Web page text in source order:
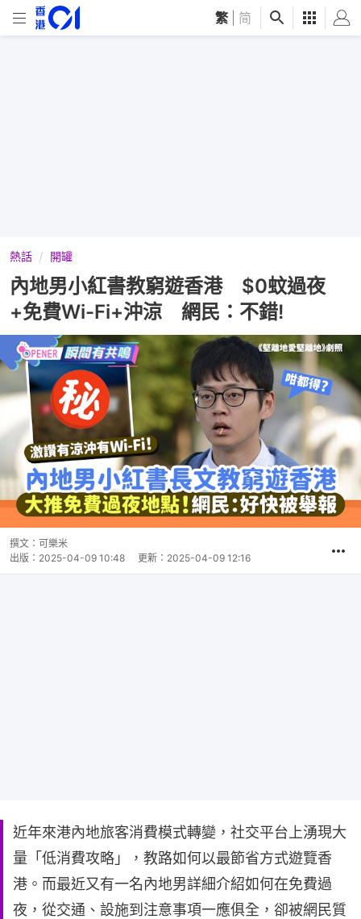
繁 简
熱話 開罐
內地男小紅書教窮遊香港 $0蚊過夜
+免費Wi-Fi+沖涼 網民：不錯!
撰文： 可樂米
出版： 2025-04-09 10:48 更新： 2025-04-09 12:16
近年來港內地旅客消費模式轉變，社交平台上湧現大
量「低消費攻略」，教路如何以最節省方式遊覽香
港。而最近又有一名內地男詳細介紹如何在免費過
夜，從交通、設施到注意事項一應俱全，卻被網民質